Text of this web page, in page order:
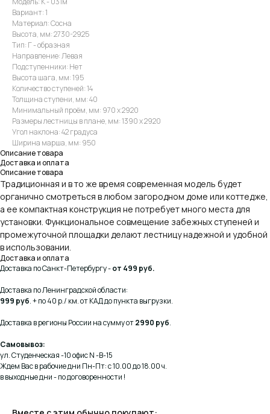
Вариант: 1
Материал: Сосна
Высота, мм: 2730-2925
Тип: Г - образная
Направление: Левая
Подступенники: Нет
Высота шага, мм: 195
Количество ступеней: 14
Толщина ступени, мм: 40
Минимальный проём, мм: 970 х 2920
Размеры лестницы в плане, мм: 1390 х 2920
Угол наклона: 42 градуса
Ширина марша, мм: 950
Описание товара
Доставка и оплата
Описание товара
Традиционная и в то же время современная модель будет
органично смотреться в любом загородном доме или коттедже,
а ее компактная конструкция не потребует много места для
установки. Функциональное совмещение забежных ступеней и
промежуточной площадки делают лестницу надежной и удобной
в использовании.
Доставка и оплата
Доставка по Санкт-Петербургу -от 499 руб.
Доставка по Ленинградской области:
999 руб. + по 40 р./ км. от КАД до пункта выгрузки.
Доставка в регионы России на сумму от2990 руб.
Самовывоз:
ул. Студенческая -10 офис N -В-15
Ждем Вас в рабочие дни Пн-Пт: с 10.00 до 18.00 ч.
в выходные дни - по договоренности !